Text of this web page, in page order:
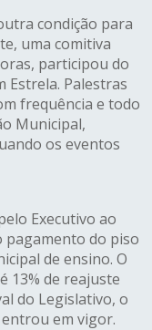
condição para
uma comitiva
participou do
Estrela. Palestras
frequência e todo
Municipal,
os eventos
Executivo ao
pagamento do piso
de ensino. O
13% de reajuste
do Legislativo, o
em vigor.